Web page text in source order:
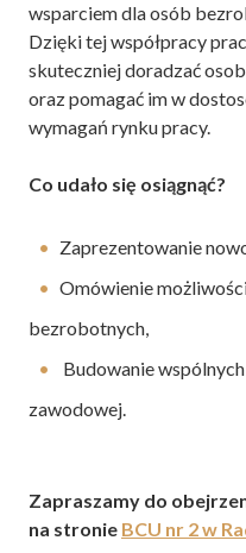
wsparciem dla osób
Dzięki tej współpracy
skuteczniej doradzać
oraz pomagać im w
wymagań rynku pracy.
Co udało się osiągnąć?
Zaprezentowanie
Omówienie
bezrobotnych,
Budowanie
zawodowej.
Zapraszamy do
na stronie BCU nr 2 w